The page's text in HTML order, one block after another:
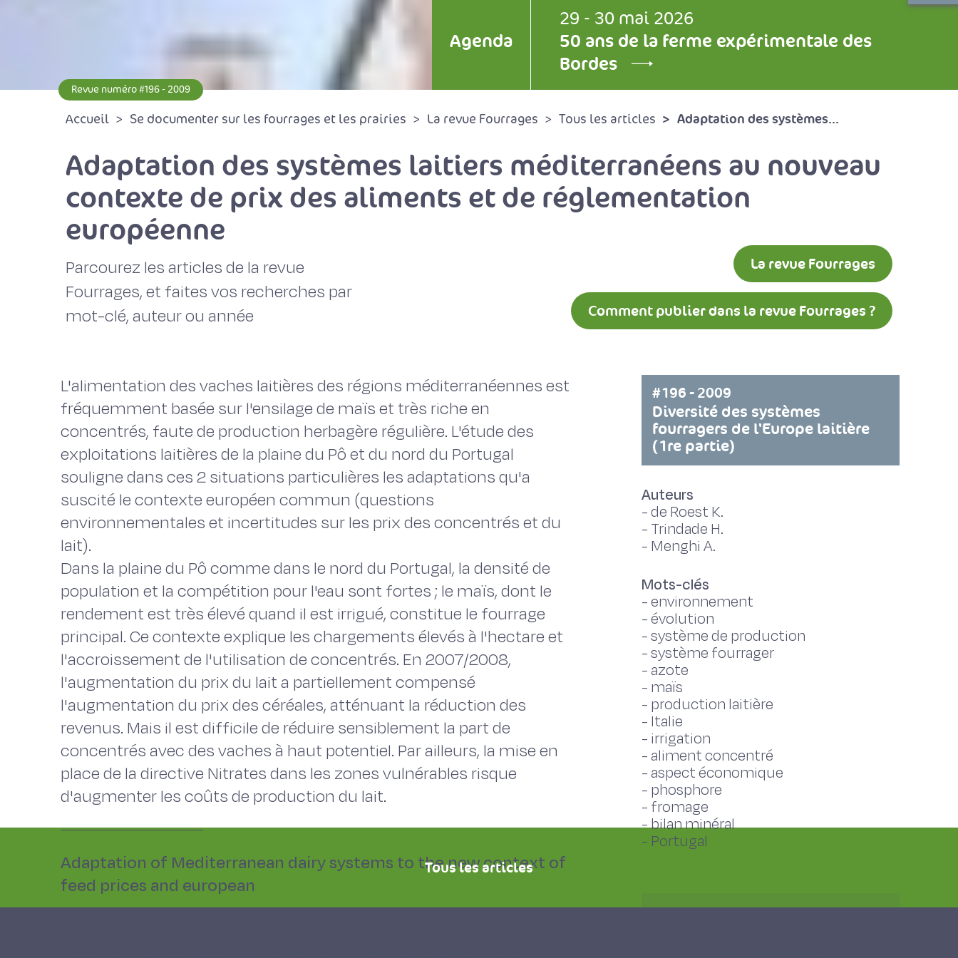
Agenda
29 - 30 mai 2026
50 ans de la ferme expérimentale des
Bordes
Revue numéro #196 - 2009
Accueil Se documenter sur les fourrages et les prairies La revue Fourrages Tous les articles Adaptation des systèmes...
Adaptation des systèmes laitiers méditerranéens au nouveau
contexte de prix des aliments et de réglementation
européenne
Parcourez les articles de la revue
Fourrages, et faites vos recherches par
mot-clé, auteur ou année
La revue Fourrages
Comment publier dans la revue Fourrages ?
L'alimentation des vaches laitières des régions méditerranéennes est
fréquemment basée sur l'ensilage de maïs et très riche en
concentrés, faute de production herbagère régulière. L'étude des
exploitations laitières de la plaine du Pô et du nord du Portugal
souligne dans ces 2 situations particulières les adaptations qu'a
suscité le contexte européen commun (questions
environnementales et incertitudes sur les prix des concentrés et du
lait).
Dans la plaine du Pô comme dans le nord du Portugal, la densité de
population et la compétition pour l'eau sont fortes ; le maïs, dont le
rendement est très élevé quand il est irrigué, constitue le fourrage
principal. Ce contexte explique les chargements élevés à l'hectare et
l'accroissement de l'utilisation de concentrés. En 2007/2008,
l'augmentation du prix du lait a partiellement compensé
l'augmentation du prix des céréales, atténuant la réduction des
revenus. Mais il est difficile de réduire sensiblement la part de
concentrés avec des vaches à haut potentiel. Par ailleurs, la mise en
place de la directive Nitrates dans les zones vulnérables risque
d'augmenter les coûts de production du lait.
Adaptation of Mediterranean dairy systems to the new context of
feed prices and european
#196 - 2009
Diversité des systèmes
fourragers de l'Europe laitière
(1re partie)
Auteurs
-de Roest K.
- Trindade H.
- Menghi A.
Mots-clés
-environnement
-évolution
-système de production
-système fourrager
- azote
- maïs
- production laitière
- Italie
- irrigation
- aliment concentré
- aspect économique
- phosphore
- fromage
-bilan minéral
- Portugal
Tous les articles